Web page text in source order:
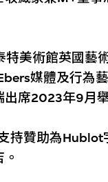
美術館英國藝
媒體及行為
席2023年9月
持贊助為